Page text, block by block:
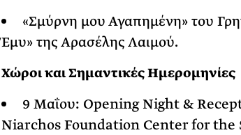
«Σμύρνη μου Αγαπημένη» του
Έμυ» της Αρασέλης Λαιμού.
Χώροι και Σημαντικές Ημερομηνίες
9 Μαΐου: Opening Night &
Niarchos Foundation Center for